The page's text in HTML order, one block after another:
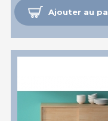
Ajouter au